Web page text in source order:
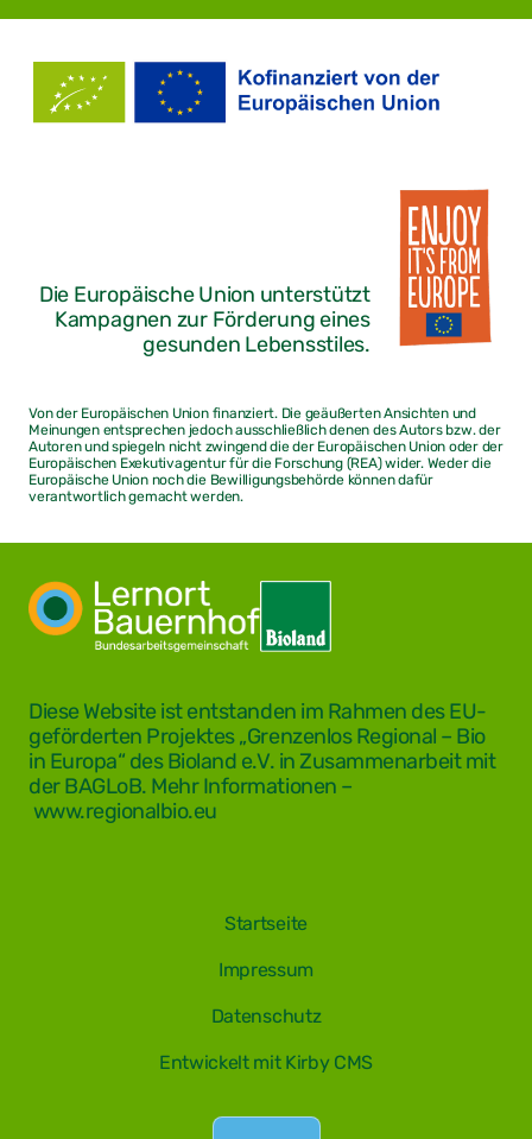
Die Europäische Union unterstützt
Kampagnen zur Förderung eines
gesunden Lebensstiles.
Von der Europäischen Union finanziert. Die geäußerten Ansichten und
Meinungen entsprechen jedoch ausschließlich denen des Autors bzw. der
Autoren und spiegeln nicht zwingend die der Europäischen Union oder der
Europäischen Exekutivagentur für die Forschung (REA) wider. Weder die
Europäische Union noch die Bewilligungsbehörde können dafür
verantwortlich gemacht werden.
Diese Website ist entstanden im Rahmen des EU-
geförderten Projektes „Grenzenlos Regional – Bio
in Europa“ des Bioland e.V. in Zusammenarbeit mit
der BAGLoB. Mehr Informationen –
www.regionalbio.eu
Startseite
Impressum
Datenschutz
Entwickelt mit Kirby CMS